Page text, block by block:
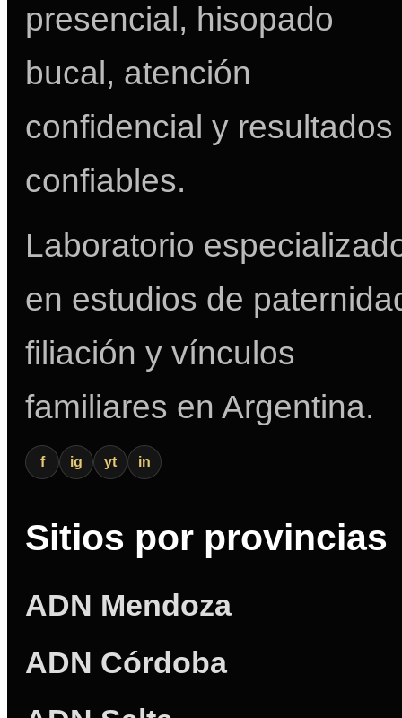
presencial, hisopado
bucal, atención
confidencial y resultados
confiables.
Laboratorio
en estudios de
filiación y vínculos
familiares en Argentina.
f ig yt in
Sitios por provincias
ADN Mendoza
ADN Córdoba